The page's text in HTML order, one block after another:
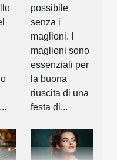
possibile
senza i
maglioni. I
maglioni sono
essenziali per
la buona
riuscita di una
festa di...